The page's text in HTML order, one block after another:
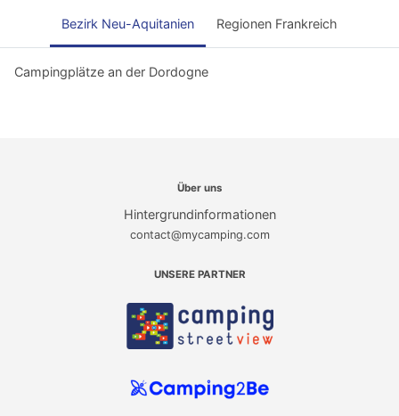
Bezirk Neu-Aquitanien Regionen Frankreich
Campingplätze an der Dordogne
Über uns
Hintergrundinformationen
contact@mycamping.com
UNSERE PARTNER